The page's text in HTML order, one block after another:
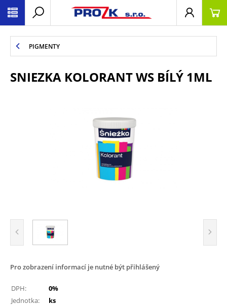
PIGMENTY
SNIEZKA KOLORANT WS BÍLÝ 1ML
Pro zobrazení informací je nutné být přihlášený
DPH:
0%
Jednotka:
ks